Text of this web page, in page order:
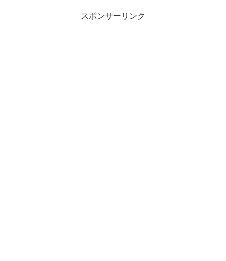
スポンサーリンク